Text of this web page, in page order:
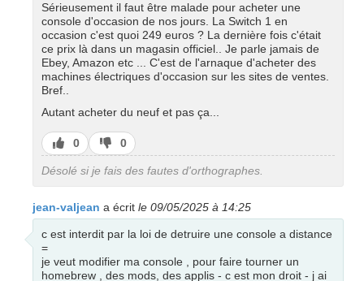
Sérieusement il faut être malade pour acheter une
console d'occasion de nos jours. La Switch 1 en
occasion c'est quoi 249 euros ? La dernière fois c'était
ce prix là dans un magasin officiel.. Je parle jamais de
Ebey, Amazon etc ... C'est de l'arnaque d'acheter des
machines électriques d'occasion sur les sites de ventes.
Bref..
Autant acheter du neuf et pas ça...
J’aime
0
J’aime
pas
0
Désolé si je fais des fautes d'orthographes.
jean-valjean a écrit le 09/05/2025 à 14:25
c est interdit par la loi de detruire une console a distance
=
je veut modifier ma console , pour faire tourner un
homebrew , des mods, des applis - c est mon droit - j ai